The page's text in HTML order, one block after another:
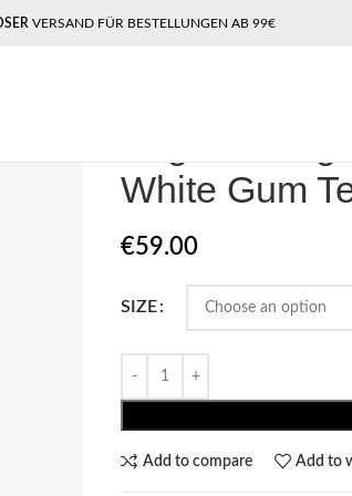
VERSAND FÜR BESTELLUNGEN AB 99€
White Gum
€59.00
SIZE
Add to compare Add to